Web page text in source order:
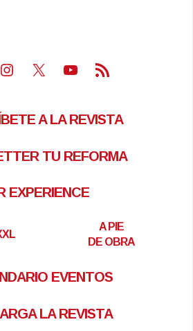
Instagram
X Youtube
Feed RSS
A LA REVISTA
TU REFORMA
EXPERIENCE
A PIE
DE OBRA
EVENTOS
LA REVISTA